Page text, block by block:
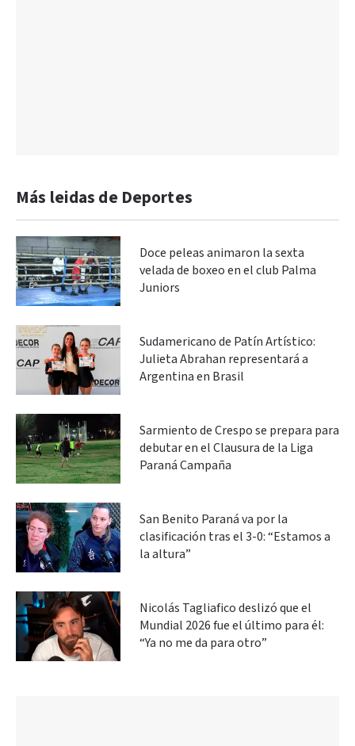
Más leidas de Deportes
Doce peleas animaron la sexta
velada de boxeo en el club Palma
Juniors
Sudamericano de Patín Artístico:
Julieta Abrahan representará a
Argentina en Brasil
Sarmiento de Crespo se prepara para
debutar en el Clausura de la Liga
Paraná Campaña
San Benito Paraná va por la
clasificación tras el 3-0: “Estamos a
la altura”
Nicolás Tagliafico deslizó que el
Mundial 2026 fue el último para él:
“Ya no me da para otro”